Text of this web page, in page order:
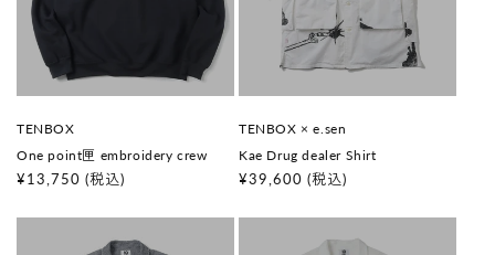
販
元
:
TENBOX
One point匣 embroidery crew
通
価
¥13,750 (税込)
販
元
:
TENBOX × e.sen
Kae Drug dealer Shirt
通
価
¥39,600 (税込)